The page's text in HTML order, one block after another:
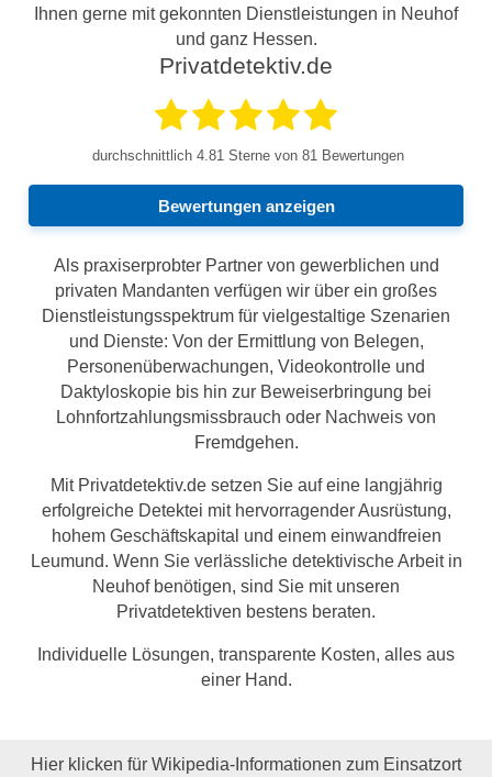
Ihnen gerne mit gekonnten Dienstleistungen in Neuhof
und ganz Hessen.
Privatdetektiv.de
durchschnittlich 4.81 Sterne von 81 Bewertungen
Bewertungen anzeigen
Als praxiserprobter Partner von gewerblichen und
privaten Mandanten verfügen wir über ein großes
Dienstleistungsspektrum für vielgestaltige Szenarien
und Dienste: Von der Ermittlung von Belegen,
Personenüberwachungen, Videokontrolle und
Daktyloskopie bis hin zur Beweiserbringung bei
Lohnfortzahlungsmissbrauch oder Nachweis von
Fremdgehen.
Mit Privatdetektiv.de setzen Sie auf eine langjährig
erfolgreiche Detektei mit hervorragender Ausrüstung,
hohem Geschäftskapital und einem einwandfreien
Leumund. Wenn Sie verlässliche detektivische Arbeit in
Neuhof benötigen, sind Sie mit unseren
Privatdetektiven bestens beraten.
Individuelle Lösungen, transparente Kosten, alles aus
einer Hand.
Hier klicken für Wikipedia-Informationen zum Einsatzort